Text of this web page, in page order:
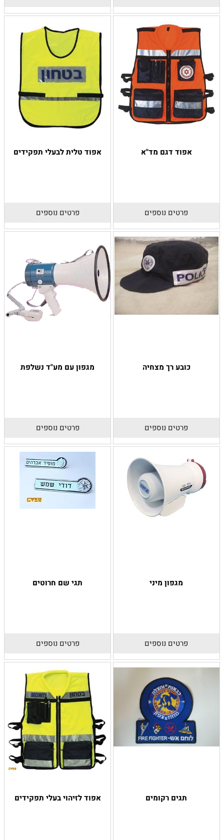
אפוד דגם מד"א
פרטים נוספים
אפוד טלית לבעלי תפקידים
פרטים נוספים
כובע רך מצחיה
פרטים נוספים
מגפון עם מע"ד נשלפת
פרטים נוספים
מגפון מיני
פרטים נוספים
תגי שם חרוטים
פרטים נוספים
תגים רקומים אפוד לזיהוי בעלי תפקידים